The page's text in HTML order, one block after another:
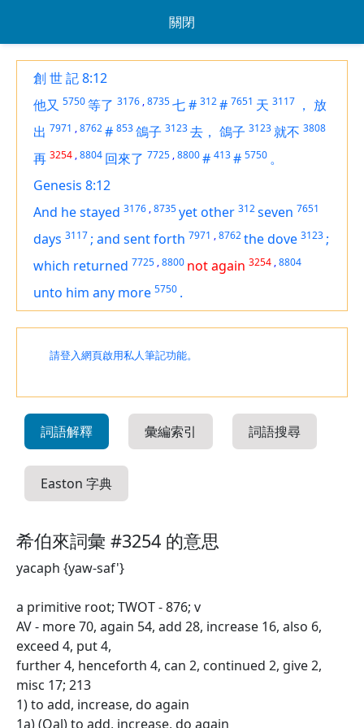
關閉
創 世 記 8:12
他又 5750等了 3176 ,8735七# 312# 7651 天 3117 ， 放
出 7971 ,8762# 853鴿子 3123去， 鴿子 3123就不 3808
再 3254 ,8804 回來了 7725 ,8800# 413# 5750 。
Genesis 8:12
And he stayed 3176 ,8735yet other 312seven 7651
days 3117 ; and sent forth 7971 ,8762the dove 3123 ;
which returned 7725 ,8800 not again 3254 ,8804
unto him any more 5750 .
請登入網頁啟用私人筆記功能。
詞語解釋 彙編索引 詞語搜尋
Easton 字典
希伯來詞彙 #3254 的意思
yacaph {yaw-saf'}
a primitive root; TWOT - 876; v
AV - more 70, again 54, add 28, increase 16, also 6,
exceed 4, put 4,
further 4, henceforth 4, can 2, continued 2, give 2,
misc 17; 213
1) to add, increase, do again
1a) (Qal) to add, increase, do again